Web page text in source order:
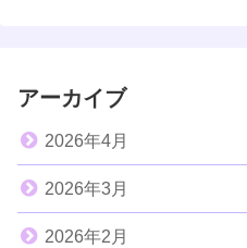
アーカイブ
2026年4月
2026年3月
2026年2月